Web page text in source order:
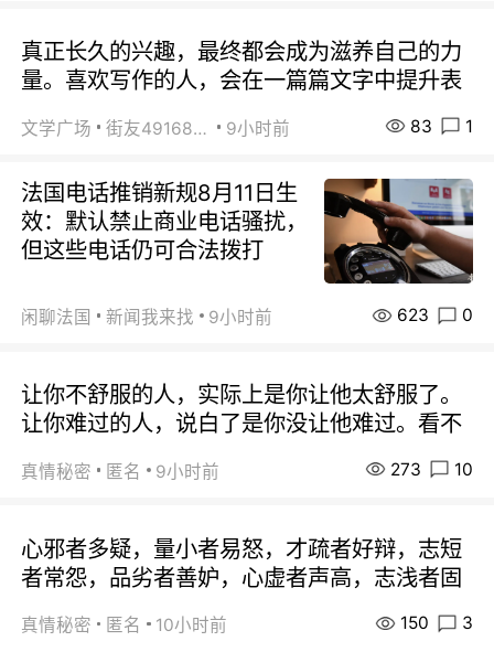
真正长久的兴趣，最终都会成为滋养自己的力
量。喜欢写作的人，会在一篇篇文字中提升表
文学广场 街友49168527 9小时前 83 1
法国电话推销新规8月11日生
效：默认禁止商业电话骚扰，
但这些电话仍可合法拨打
闲聊法国 新闻我来找 9小时前 623 0
让你不舒服的人，实际上是你让他太舒服了。
让你难过的人，说白了是你没让他难过。看不
真情秘密 匿名 9小时前 273 10
心邪者多疑，量小者易怒，才疏者好辩，志短
者常怨，品劣者善妒，心虚者声高，志浅者固
真情秘密 匿名 10小时前 150 3